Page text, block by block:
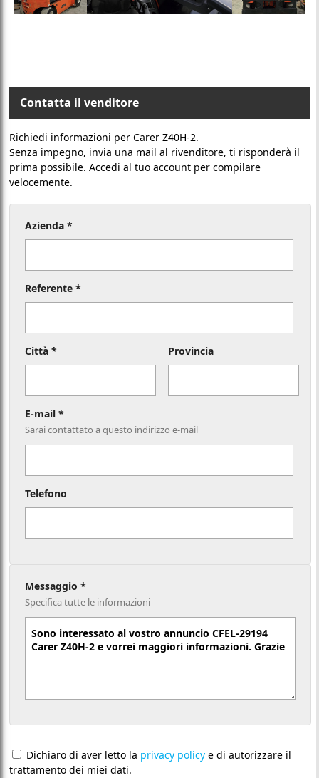
Contatta il venditore
Richiedi informazioni per Carer Z40H-2.
Senza impegno, invia una mail al rivenditore, ti risponderà il
prima possibile. Accedi al tuo account per compilare
velocemente.
Azienda *
Referente *
Città * Provincia
E-mail *
Sarai contattato a questo indirizzo e-mail
Telefono
Messaggio *
Specifica tutte le informazioni
Dichiaro di aver letto la privacy policy e di autorizzare il
trattamento dei miei dati.